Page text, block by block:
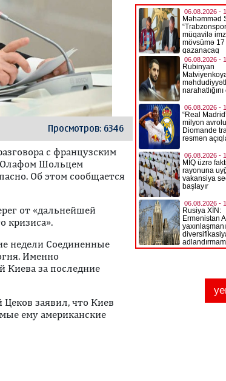
Просмотров: 6346
с французским
Олафом Шольцем
Об этом сообщается
от «дальнейшей
кризиса».
недели Соединенные
Именно
Киева за последние
заявил, что Киев
ему американские